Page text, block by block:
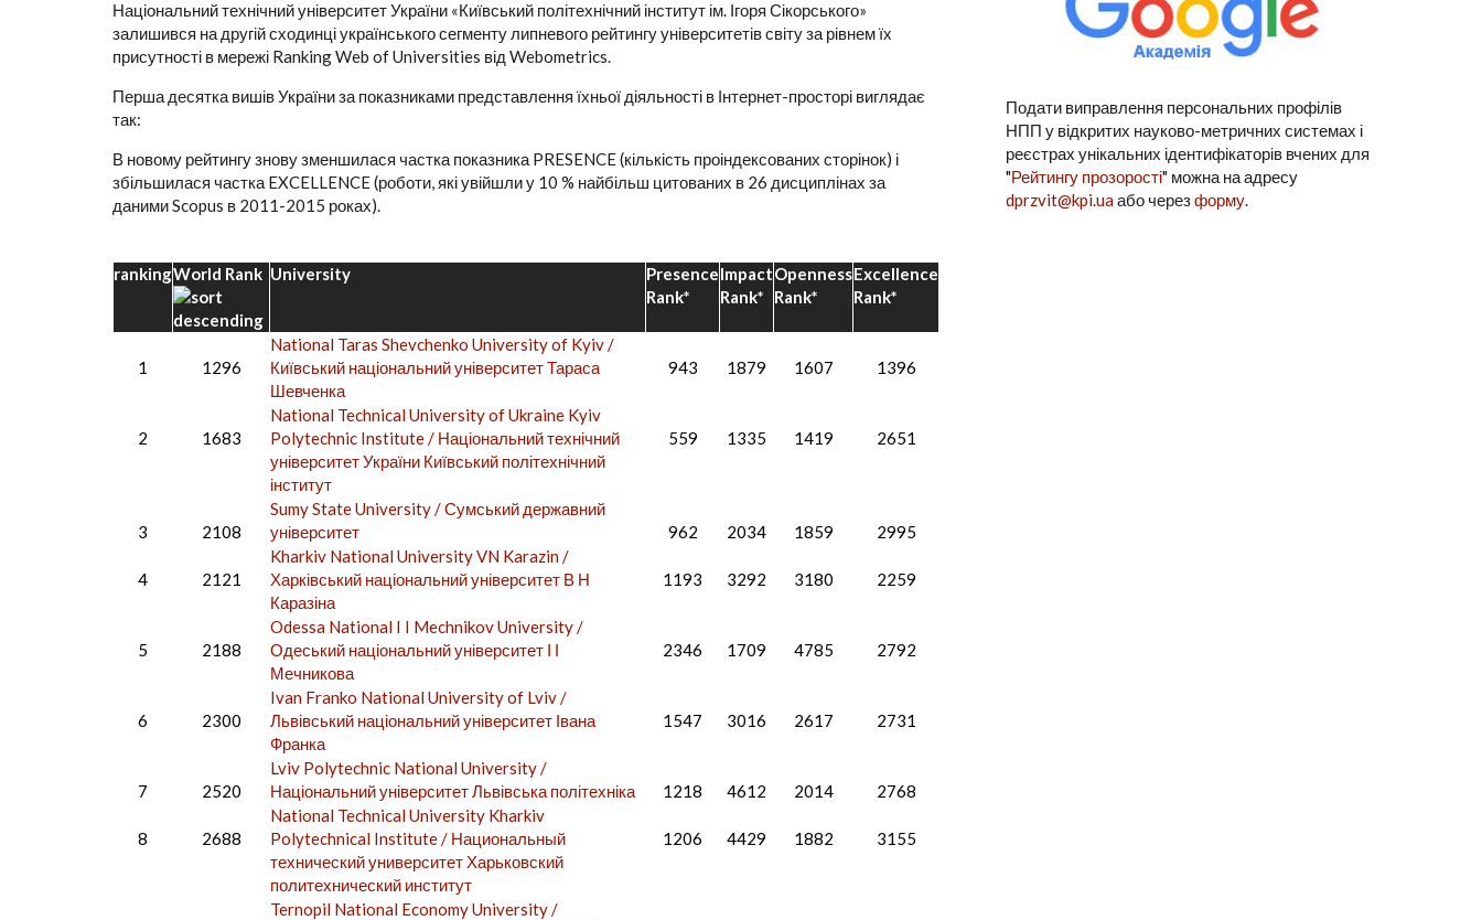
Національний технічний університет України «Київський політехнічний інститут ім. Ігоря Сікорського»
залишився на другій сходинці українського сегменту липневого рейтингу університетів світу за рівнем їх
присутності в мережі Ranking Web of Universities від Webometrics.
Перша десятка вишів України за показниками представлення їхньої діяльності в Інтернет-просторі виглядає
так:
В новому рейтингу знову зменшилася частка показника PRESENCE (кількість проіндексованих сторінок) і
збільшилася частка EXCELLENCE (роботи, які увійшли у 10 % найбільш цитованих в 26 дисциплінах за
даними Scopus в 2011-2015 роках).
rankingWorld Rank University
Presence
Rank*
Impact
Rank*
Openness
Rank*
Excellence
Rank*
1 1296
National Taras Shevchenko University of Kyiv /
Київський національний університет Тараса
Шевченка
943 1879 1607 1396
2 1683
National Technical University of Ukraine Kyiv
Polytechnic Institute / Національний технічний
університет України Київський політехнічний
інститут
559 1335 1419 2651
3 2108
Sumy State University / Сумський державний
університет
962 2034 1859 2995
4 2121
Kharkiv National University VN Karazin /
Харківський національний університет В Н
Каразіна
1193 3292 3180 2259
5 2188
Odessa National I I Mechnikov University /
Одеський національний університет І І
Мечникова
2346 1709 4785 2792
6 2300
Ivan Franko National University of Lviv /
Львівський національний університет Івана
Франка
1547 3016 2617 2731
7 2520
Lviv Polytechnic National University /
Національний університет Львівська політехніка
1218 4612 2014 2768
8 2688
National Technical University Kharkiv
Polytechnical Institute / Национальный
технический университет Харьковский
политехнический институт
1206 4429 1882 3155
Ternopil National Economy University /
Подати виправлення персональних профілів
НПП у відкритих науково-метричних системах і
реєстрах унікальних ідентифікаторів вчених для
"Рейтингу прозорості" можна на адресу
dprzvit@kpi.uaабо черезформу